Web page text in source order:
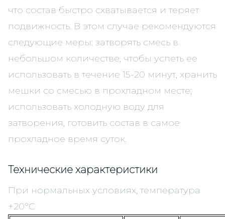
что состав быстро схватывается и теряет
подвижность. В этом случае рекомендуются
следующие меры: затворять смесь в
небольшом количестве, чтобы успеть ее
использовать в течение 15-20 минут, хранить
мешки со смесью в прохладном месте;
использовать холодную воду для
затворения, готовить состав в самое
прохладное время суток.
Технические характеристики
При нормальных условиях, температура
+20°С